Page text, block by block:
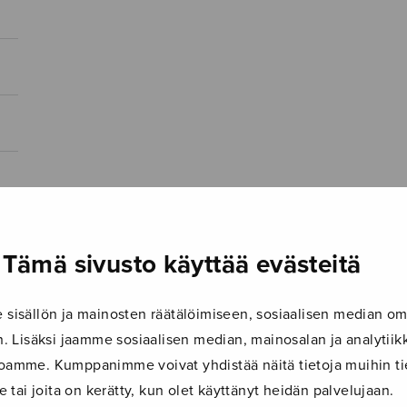
Tämä sivusto käyttää evästeitä
sisällön ja mainosten räätälöimiseen, sosiaalisen median
Lisäksi jaamme sosiaalisen median, mainosalan ja
Kumppanimme voivat yhdistää näitä tietoja muihin
tai joita on kerätty, kun olet käyttänyt heidän palvelujaan.